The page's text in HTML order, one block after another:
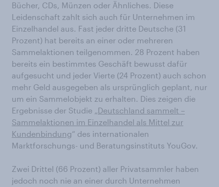
Bücher, CDs, Münzen oder Ähnliches. Diese
Leidenschaft zahlt sich auch für Unternehmen im
Einzelhandel aus. Fast jeder dritte Deutsche (31
Prozent) hat bereits an einer oder mehreren
Sammelaktionen teilgenommen. 28 Prozent haben
bereits ein bestimmtes Geschäft bewusst dafür
aufgesucht und jeder Vierte (24 Prozent) auch schon
mehr Geld ausgegeben als ursprünglich geplant, nur
um ein Sammelobjekt zu erhalten. Dies zeigen die
Ergebnisse der Studie „Deutschland sammelt –
Sammelaktionen im Einzelhandel als Mittel zur
Kundenbindung“ des internationalen
Marktforschungs- und Beratungsinstituts YouGov.
Zwei Drittel (66 Prozent) aller Privatsammler haben
jedoch noch nie an einer durch Unternehmen